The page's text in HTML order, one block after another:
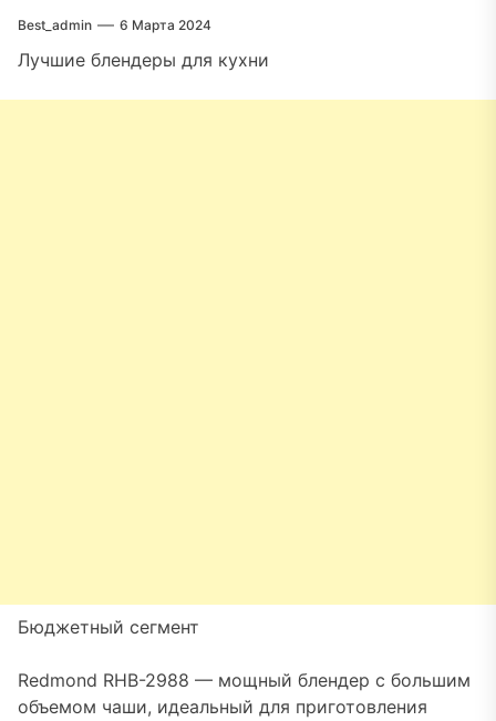
Best_admin 6 Марта 2024
Лучшие блендеры для кухни
Бюджетный сегмент
Redmond RHB-2988 — мощный блендер с большим
объемом чаши, идеальный для приготовления